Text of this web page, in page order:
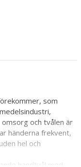
som
och tvålen är
händerna frekvent,
hel och
handtvål med